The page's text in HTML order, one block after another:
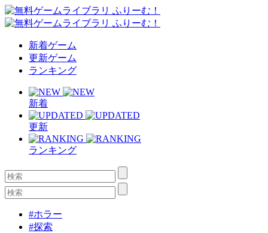
新着ゲーム
更新ゲーム
ランキング
新着
更新
ランキング
#ホラー
#探索